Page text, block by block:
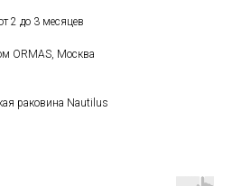
2 до 3 месяцев
ORMAS, Москва
раковина Nautilus